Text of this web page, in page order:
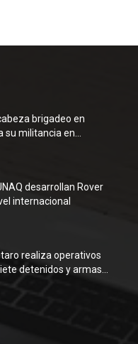
brigadeo en
su militancia en...
desarrollan Rover
internacional
realiza operativos
detenidos y armas...